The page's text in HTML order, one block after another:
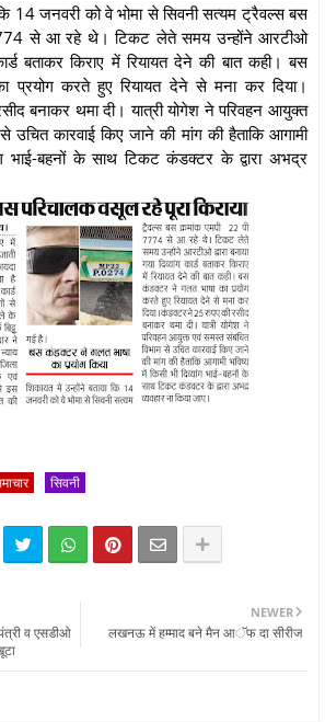
14 जनवरी को वे भोमा से सिवनी सत्यम ट्रैवल्स बस
से आ रहे थे। टिकट लेते समय उन्होंने आरटीओ
कार्ड बताकर किराए में रियायत देने की बात कही। बस
प्रयोग करते हुए रियायत देने से मना कर दिया।
बनाकर थमा दी। यात्री योगेश ने परिवहन आयुक्त
उचित कारवाई किए जाने की मांग की हैताकि आगामी
भाई-बहनों के साथ टिकट कंडक्टर के द्वारा अभद्र
सिवनी
NEWER
लखनऊ में हम्माद बने मैन आॅफ दा सीरीज
व एसडीओ